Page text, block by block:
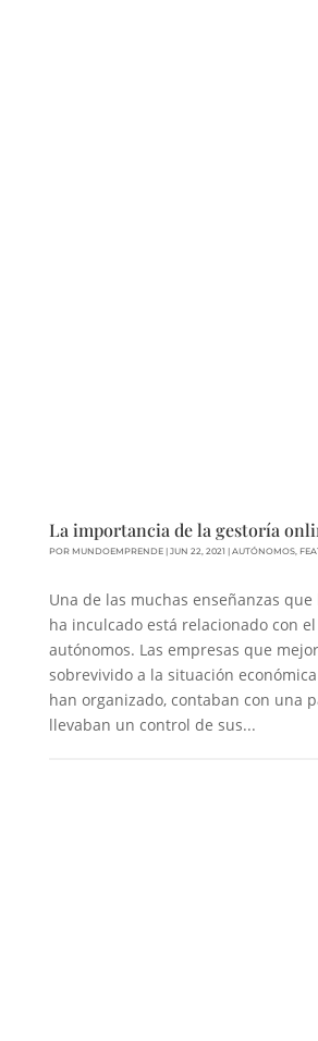
La importancia de la gestoría
POR MUNDOEMPRENDE| JUN 22, 2021 | AUTÓNOMOS,
Una de las muchas enseñanzas
ha inculcado está relacionado con
autónomos. Las empresas que
sobrevivido a la situación
han organizado, contaban con una
llevaban un control de sus...